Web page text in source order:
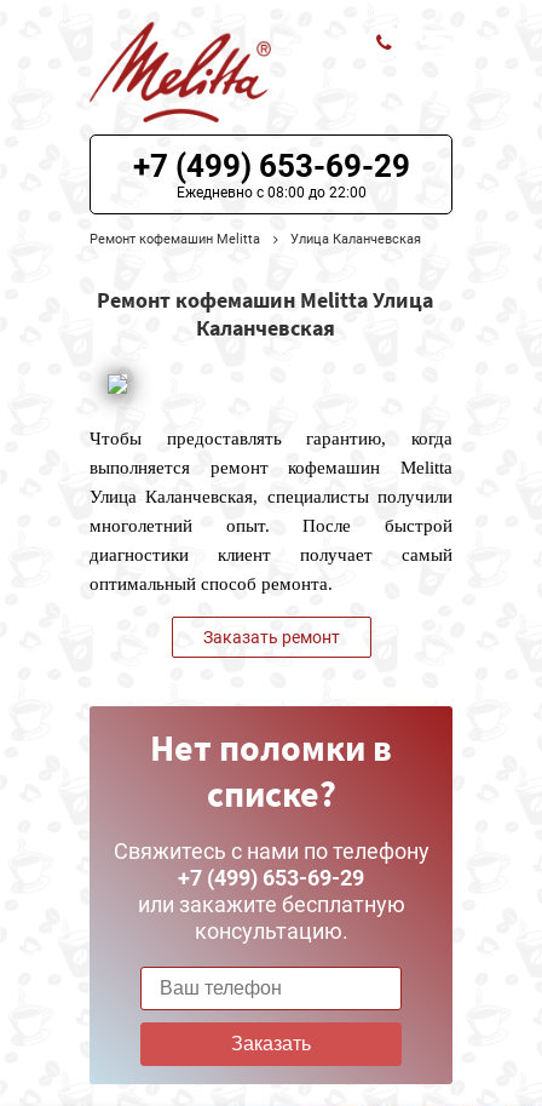
ЦЕНЫ НА РЕМОНТ
О СЕРВИСЕ
МОДЕЛИ MELITTA
НАШИ КОНТАКТЫ
+7 (499) 653-69-29
Ежедневно с 08:00 до 22:00
Ремонт кофемашин Melitta Улица Каланчевская
Ремонт кофемашин Melitta Улица
Каланчевская
Чтобы предоставлять гарантию, когда
выполняется ремонт кофемашин Melitta
Улица Каланчевская, специалисты получили
многолетний опыт. После быстрой
диагностики клиент получает самый
оптимальный способ ремонта.
Заказать ремонт
Нет поломки в
списке?
Свяжитесь с нами по телефону
+7 (499) 653-69-29
или закажите бесплатную
консультацию.
Заказать